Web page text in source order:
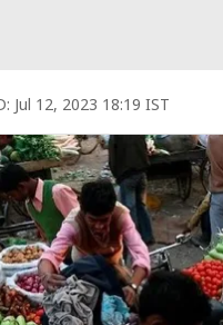
Jul 12, 2023 18:19 IST